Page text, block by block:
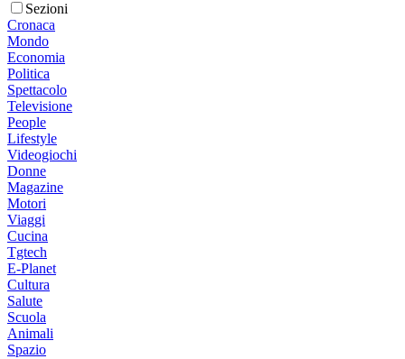
Sezioni
Cronaca
Mondo
Economia
Politica
Spettacolo
Televisione
People
Lifestyle
Videogiochi
Donne
Magazine
Motori
Viaggi
Cucina
Tgtech
E-Planet
Cultura
Salute
Scuola
Animali
Spazio